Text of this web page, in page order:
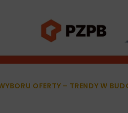
OFERTY – TRENDY W